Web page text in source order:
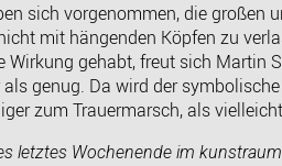
sich vorgenommen, die großen
mit hängenden Köpfen zu
gehabt, freut sich Martin
genug. Da wird der
zum Trauermarsch, als
letztes Wochenende im